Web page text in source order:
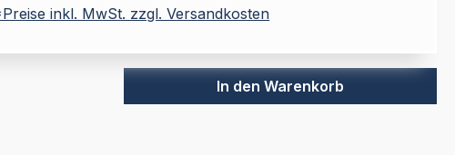
inkl. MwSt. zzgl. Versandkosten
In den Warenkorb